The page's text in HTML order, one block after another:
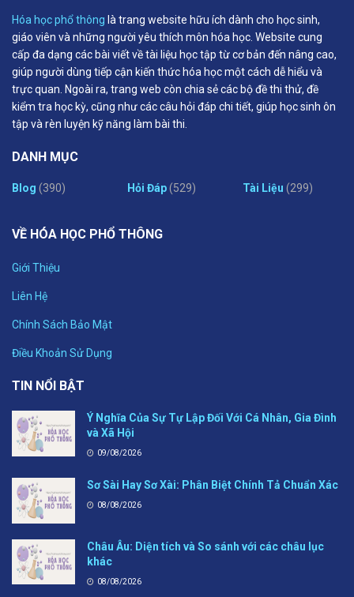
Hóa học phổ thông là trang website hữu ích dành cho học sinh,
giáo viên và những người yêu thích môn hóa học. Website cung
cấp đa dạng các bài viết về tài liệu học tập từ cơ bản đến nâng cao,
giúp người dùng tiếp cận kiến thức hóa học một cách dễ hiểu và
trực quan. Ngoài ra, trang web còn chia sẻ các bộ đề thi thử, đề
kiểm tra học kỳ, cũng như các câu hỏi đáp chi tiết, giúp học sinh ôn
tập và rèn luyện kỹ năng làm bài thi.
DANH MỤC
Blog (390) Hỏi Đáp(529) Tài Liệu (299)
VỀ HÓA HỌC PHỔ THÔNG
Giới Thiệu
Liên Hệ
Chính Sách Bảo Mật
Điều Khoản Sử Dụng
TIN NỔI BẬT
Ý Nghĩa Của Sự Tự Lập Đối Với Cá Nhân, Gia Đình
và Xã Hội
09/08/2026
Sơ Sài Hay Sơ Xài: Phân Biệt Chính Tả Chuẩn Xác
08/08/2026
Châu Âu: Diện tích và So sánh với các châu lục
khác
08/08/2026